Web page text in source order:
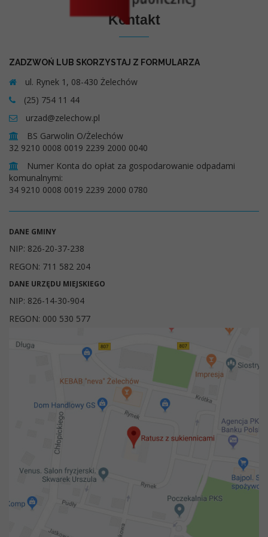
Kontakt
ZADZWOŃ LUB SKORZYSTAJ Z FORMULARZA
ul. Rynek 1, 08-430 Żelechów
(25) 754 11 44
urzad@zelechow.pl
BS Garwolin O/Żelechów
32 9210 0008 0019 2239 2000 0040
Numer Konta do opłat za gospodarowanie odpadami
komunalnymi:
34 9210 0008 0019 2239 2000 0780
DANE GMINY
NIP: 826-20-37-238
REGON: 711 582 204
DANE URZĘDU MIEJSKIEGO
NIP: 826-14-30-904
REGON: 000 530 577